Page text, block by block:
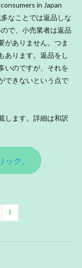
in Japan
なことでは返品しな
で、小売業者は返品
がありません。つま
あります。返品をし
いのですが、それを
できないという点で
します。詳細は和訳
ク。
6